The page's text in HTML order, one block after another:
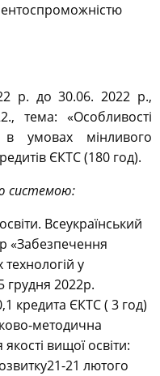
р. до 30.06. 2022 р.,
тема: «Особливості
в умовах мінливого
ЄКТС (180 год).
системою:
Всеукраїнський
«Забезпечення
технологій у
грудня 2022р.
кредита ЄКТС ( 3 год)
методична
вищої освіти:
21 лютого